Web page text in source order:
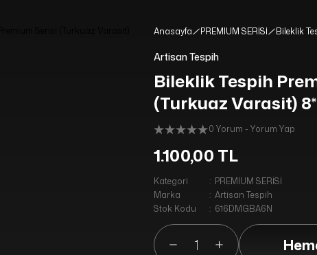
ALIŞVERİŞLERİNİZDE KARGO ÜCRETSİZ
Anasayfa PREMIUM SERİSİ Bileklik
Artisan Tespih
Bileklik Tespih
(Turkuaz Varasit)
0 Yorum - Yorum Yap
1.100,00 TL
Kategori
PREMIUM SERİSİ
Marka
Artisan Tespih
Stok Kodu
616DMGBA6N